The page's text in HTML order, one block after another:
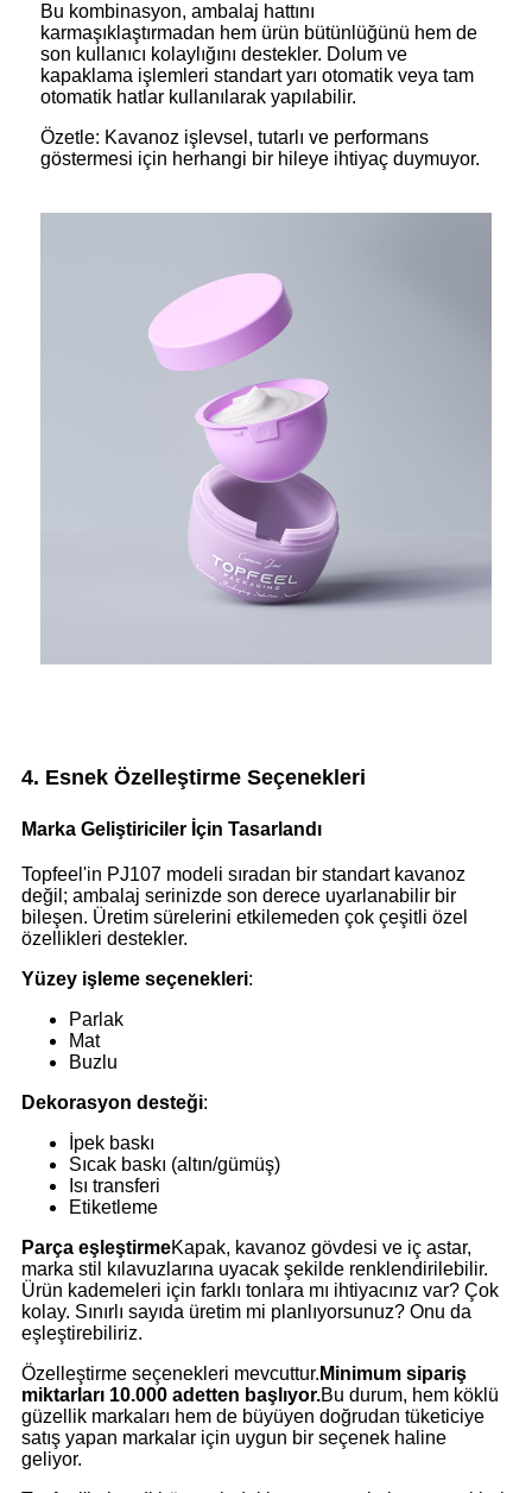
Bu kombinasyon, ambalaj hattını
karmaşıklaştırmadan hem ürün bütünlüğünü hem de
son kullanıcı kolaylığını destekler. Dolum ve
kapaklama işlemleri standart yarı otomatik veya tam
otomatik hatlar kullanılarak yapılabilir.
Özetle: Kavanoz işlevsel, tutarlı ve performans
göstermesi için herhangi bir hileye ihtiyaç duymuyor.
4. Esnek Özelleştirme Seçenekleri
Marka Geliştiriciler İçin Tasarlandı
Topfeel'in PJ107 modeli sıradan bir standart kavanoz
değil; ambalaj serinizde son derece uyarlanabilir bir
bileşen. Üretim sürelerini etkilemeden çok çeşitli özel
özellikleri destekler.
Yüzey işleme seçenekleri:
Parlak
Mat
Buzlu
Dekorasyon desteği:
İpek baskı
Sıcak baskı (altın/gümüş)
Isı transferi
Etiketleme
Parça eşleştirmeKapak, kavanoz gövdesi ve iç astar,
marka stil kılavuzlarına uyacak şekilde renklendirilebilir.
Ürün kademeleri için farklı tonlara mı ihtiyacınız var? Çok
kolay. Sınırlı sayıda üretim mi planlıyorsunuz? Onu da
eşleştirebiliriz.
Özelleştirme seçenekleri mevcuttur. Minimum sipariş
miktarları 10.000 adetten başlıyor.Bu durum, hem köklü
güzellik markaları hem de büyüyen doğrudan tüketiciye
satış yapan markalar için uygun bir seçenek haline
geliyor.